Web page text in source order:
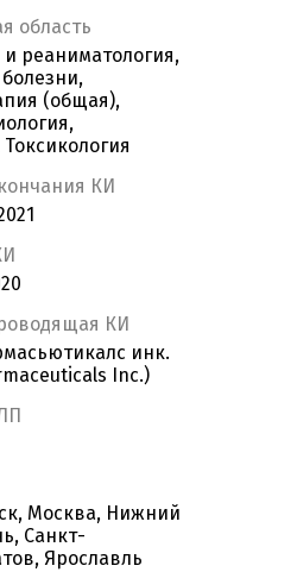
область
и реаниматология,
(общая),
КИ
КИ
инк.
Inc.)
Москва, Нижний
Санкт-
Ярославль